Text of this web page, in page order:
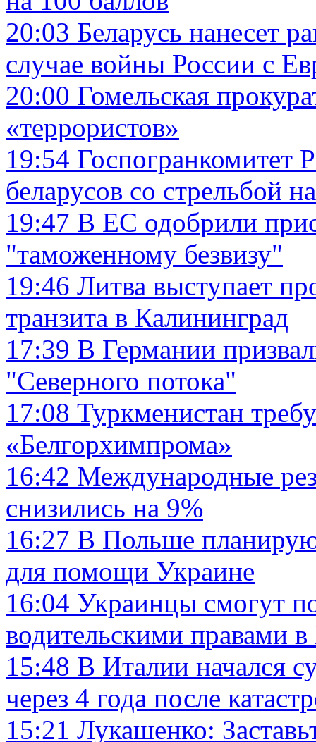
20:03 Беларусь нанесет
случае войны России с
20:00 Гомельская
«террористов»
19:54 Госпогранкомитет
беларусов со стрельбой
19:47 В ЕС одобрили
"таможенному безвизу"
19:46 Литва выступает
транзита в Калининград
17:39 В Германии
"Северного потока"
17:08 Туркменистан
«Белгорхимпрома»
16:42 Международные
снизились на 9%
16:27 В Польше
для помощи Украине
16:04 Украинцы смогут
водительскими правами
15:48 В Италии начался
через 4 года после
15:21 Лукашенко: